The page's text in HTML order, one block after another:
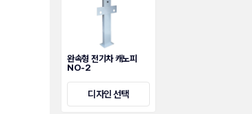
완속형 전기차 캐노피
NO-2
디자인 선택